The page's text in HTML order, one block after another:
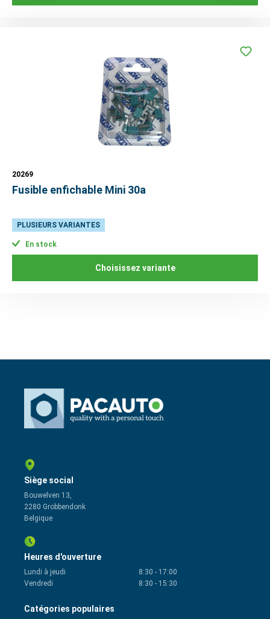
20269
Fusible enfichable Mini 30a
PLUSIEURS VARIANTES
En stock
Choisissez variante
Siège social
Bouwelven 13,
2280 Grobbendonk
Belgique
Heures d'ouverture
Lundi à jeudi 8:30 - 17:00
Vendredi
8:30 - 15:30
Catégories populaires